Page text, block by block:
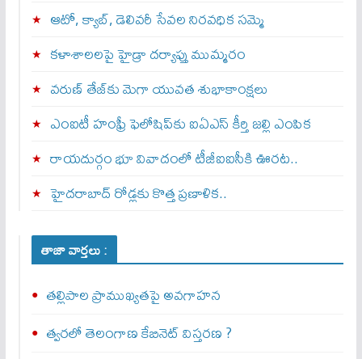
ఆటో, క్యాబ్, డెలివరీ సేవల నిరవధిక సమ్మె
కళాశాలలపై హైడ్రా దర్యాప్తు ముమ్మరం
వరుణ్ తేజ్‌కు మెగా యువత శుభాకాంక్షలు
ఎంఐటీ హంఫ్రీ ఫెలోషిప్‌కు ఐఏఎస్ కీర్తి జల్లి ఎంపిక
రాయదుర్గం భూ వివాదంలో టీజీఐఐసీకి ఊరట..
హైదరాబాద్ రోడ్లకు కొత్త ప్రణాళిక..
తాజా వార్తలు :
తల్లిపాల ప్రాముఖ్యతపై అవగాహన
త్వ‌ర‌లో తెలంగాణ కేబినెట్ విస్తరణ ?